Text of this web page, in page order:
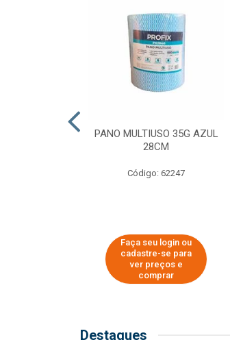
PANO MULTIUSO 35G AZUL
28CM
Código: 62247
Faça seu login ou
cadastre-se para
ver preços e
comprar
Destaques